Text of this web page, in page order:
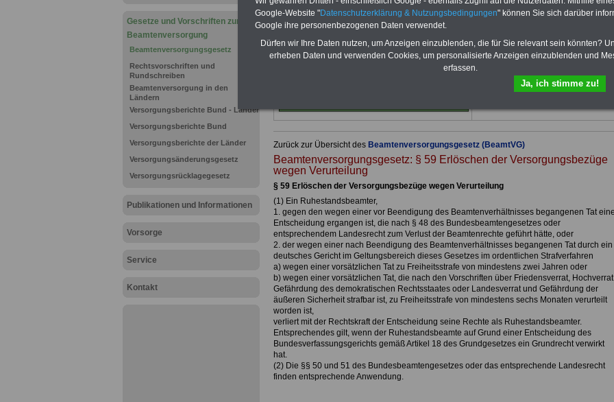
Gesetze und Vorschriften zur
Beamtenversorgung
Beamtenversorgungsgesetz
Rechtsvorschriften und
Rundschreiben
Beamtenversorgung in den
Ländern
Versorgungsberichte Bund - Länder
Versorgungsberichte Bund
Versorgungsberichte der Länder
Versorgungsänderungsgesetz
Versorgungsrücklagegesetz
Publikationen und Informationen
Vorsorge
Service
Kontakt
Für nur 15,00 Euro bei einerLaufzeit
von 12 Monaten
Dienst auf dem Laufenden, u.a. auch
zur Beamtenversorgung -Online.
Sie finden im Portal des PDF-
SERVICE zehn Bücher bzw. eBooks
zum herunterladen, lesen und
Zurück zur Übersicht des Beamtenversorgungsgesetz (BeamtVG)
Beamtenversorgungsgesetz: § 59 Erlöschen der Versorgungsbezüge
wegen Verurteilung
§ 59 Erlöschen der Versorgungsbezüge wegen Verurteilung
(1) Ein Ruhestandsbeamter,
1. gegen den wegen einer vor Beendigung des Beamtenverhältnisses begangenen Tat
Entscheidung ergangen ist, die nach § 48 des Bundesbeamtengesetzes oder
entsprechendem Landesrecht zum Verlust der Beamtenrechte geführt hätte, oder
2. der wegen einer nach Beendigung des Beamtenverhältnisses begangenen Tat durch ein
deutsches Gericht im Geltungsbereich dieses Gesetzes im ordentlichen Strafverfahren
a) wegen einer vorsätzlichen Tat zu Freiheitsstrafe von mindestens zwei Jahren oder
b) wegen einer vorsätzlichen Tat, die nach den Vorschriften über Friedensverrat,
Gefährdung des demokratischen Rechtsstaates oder Landesverrat und Gefährdung der
äußeren Sicherheit strafbar ist, zu Freiheitsstrafe von mindestens sechs Monaten verurteilt
worden ist,
verliert mit der Rechtskraft der Entscheidung seine Rechte als Ruhestandsbeamter.
Entsprechendes gilt, wenn der Ruhestandsbeamte auf Grund einer Entscheidung des
Bundesverfassungsgerichts gemäß Artikel 18 des Grundgesetzes ein Grundrecht verwirkt
hat.
(2) Die §§ 50 und 51 des Bundesbeamtengesetzes oder das entsprechende Landesrecht
finden entsprechende Anwendung.
Google-Website "Datenschutzerklärung & Nutzungsbedingungen" können Sie sich darüber
Google ihre personenbezogenen Daten verwendet.
Dürfen wir Ihre Daten nutzen, um Anzeigen einzublenden, die für Sie relevant sein könnten?
erheben Daten und verwenden Cookies, um personalisierte Anzeigen einzublenden und
erfassen.
Ja, ich stimme zu!